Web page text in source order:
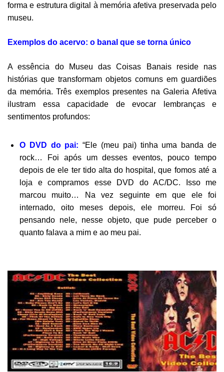
forma e estrutura digital à memória afetiva preservada pelo
museu.
Exemplos do acervo: o banal que se torna único
A essência do Museu das Coisas Banais reside nas
histórias que transformam objetos comuns em guardiões
da memória. Três exemplos presentes na Galeria Afetiva
ilustram essa capacidade de evocar lembranças e
sentimentos profundos:
O DVD do pai: “Ele (meu pai) tinha uma banda de
rock… Foi após um desses eventos, pouco tempo
depois de ele ter tido alta do hospital, que fomos até a
loja e compramos esse DVD do AC/DC. Isso me
marcou muito… Na vez seguinte em que ele foi
internado, oito meses depois, ele morreu. Foi só
pensando nele, nesse objeto, que pude perceber o
quanto falava a mim e ao meu pai.